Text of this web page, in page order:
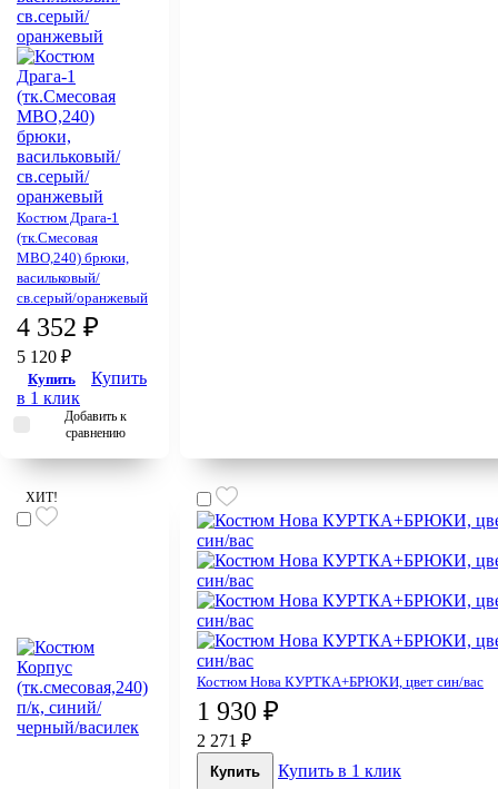
Костюм Драга-1
(тк.Смесовая
МВО,240) брюки,
васильковый/
св.серый/оранжевый
4 352 ₽
5 120 ₽
Купить
Купить
в 1 клик
Добавить к
сравнению
ХИТ!
Костюм Нова КУРТКА+БРЮКИ, цвет син/вас
1 930 ₽
2 271 ₽
Купить Купить в 1 клик